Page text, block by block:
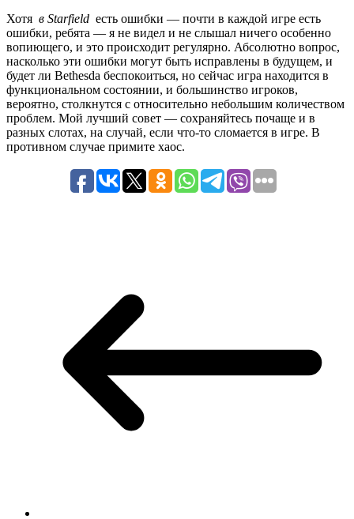
Хотя в Starfield есть ошибки — почти в каждой игре есть
ошибки, ребята — я не видел и не слышал ничего особенно
вопиющего, и это происходит регулярно. Абсолютно вопрос,
насколько эти ошибки могут быть исправлены в будущем, и
будет ли Bethesda беспокоиться, но сейчас игра находится в
функциональном состоянии, и большинство игроков,
вероятно, столкнутся с относительно небольшим количеством
проблем. Мой лучший совет — сохраняйтесь почаще и в
разных слотах, на случай, если что-то сломается в игре. В
противном случае примите хаос.